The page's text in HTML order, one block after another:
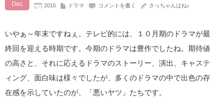
Dec
2015 ドラマ コメントを書く さっちゃんはね♪
いやぁ～年末ですねぇ。テレビ的には、１０月期のドラマが最
終回を迎える時期です。今期のドラマは豊作でしたね。期待値
の高さと、それに応えるドラマのストーリー、演出、キャステ
ィング、面白味は様々でしたが、多くのドラマの中で出色の存
在感を示していたのが、「悪いヤツ」たちです。